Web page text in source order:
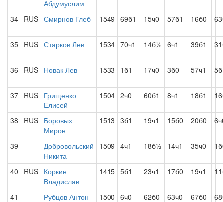
Абдумуслим
34 RUS Смирнов Глеб 1549 69б1 15ч0 57б1 16б0
35 RUS Старков Лев 1534 70ч1 14б½ 6ч1 39б1
36 RUS Новак Лев 1533 1б1 17ч0 3б0 57ч1
37 RUS Грищенко
Елисей
1504 2ч0 60б1 8ч1 18б1
38 RUS Боровых
Мирон
1513 3б1 19ч1 15б0 20б0
39
Добровольский
Никита
1509 4ч1 18б½ 14ч1 35ч0
40 RUS Коркин
Владислав
1415 5б1 23ч1 17б0 19ч1
41 Рубцов Антон 1500 6ч0 62б0 63ч0 67б0